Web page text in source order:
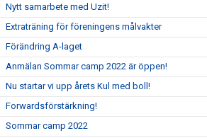
Nytt samarbete med Uzit!
Extraträning för föreningens målvakter
Förändring A-laget
Anmälan Sommar camp 2022 är öppen!
Nu startar vi upp årets Kul med boll!
Forwardsförstärkning!
Sommar camp 2022